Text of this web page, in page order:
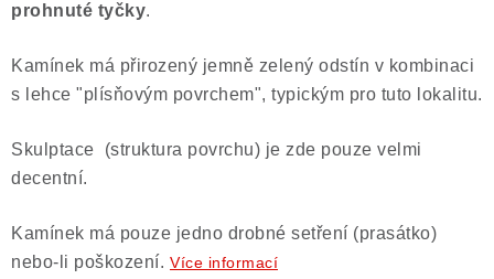
Formulář pro odstoupení od smlouvy
Poučení o právu na odstoupení od smlouvy
prohnuté tyčky.
Kamínek má přirozený jemně zelený odstín v kombinaci
s lehce "plísňovým povrchem", typickým pro tuto lokalitu.
Skulptace (struktura povrchu) je zde pouze velmi
decentní.
Kamínek má pouze jedno drobné setření (prasátko)
nebo-li poškození. Více informací